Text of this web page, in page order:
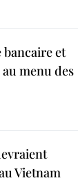
bancaire et
menu des
Vietnam